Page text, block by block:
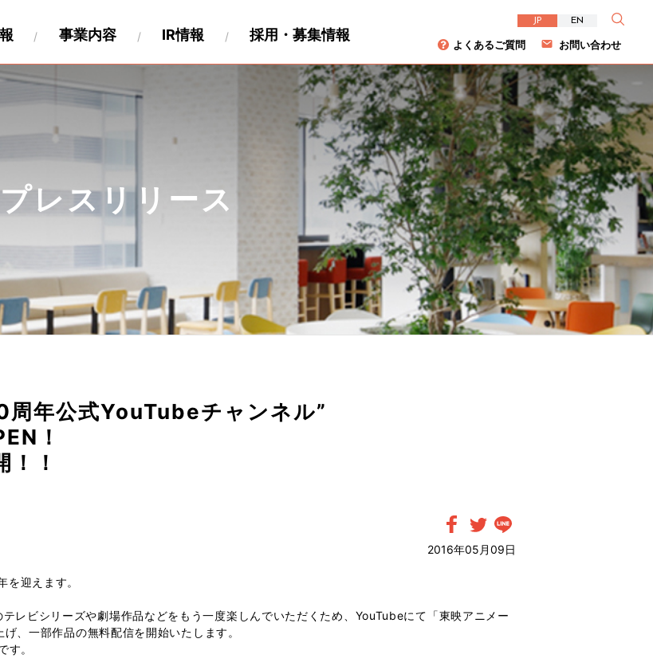
プレスリリース
年公式YouTubeチャンネル”
！
！
2016年05月09日
迎えます。
レビシリーズや劇場作品などをもう一度楽しんでいただくため、YouTubeにて「東映アニメー
、一部作品の無料配信を開始いたします。
す。
よくあるご質問 お問い合わせ
JP EN
製作工程について ペロについて ダイバーシティ
事業内容
IRカレンダー 個人投資家の皆様へ
株主総会
IR情報
パートナー募集情報
採用・募集情報